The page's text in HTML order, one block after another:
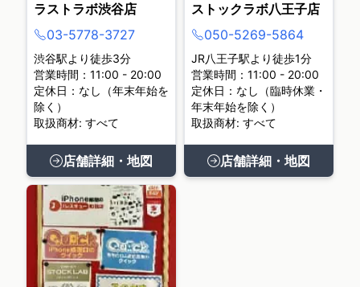
ラストラボ渋谷店
03-5778-3727
渋谷駅より徒歩3分
営業時間：11:00 - 20:00
定休日：なし（年末年始を
除く）
取扱商材: すべて
店舗詳細・地図
ストックラボ八王子店
050-5269-5864
JR八王子駅より徒歩1分
営業時間：11:00 - 20:00
定休日：なし（臨時休業・
年末年始を除く）
取扱商材: すべて
店舗詳細・地図